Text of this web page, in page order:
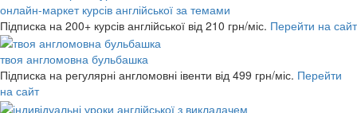
онлайн-маркет курсів англійської за темами
Підписка на 200+ курсів англійської від 210 грн/міс. Перейти на сайт
твоя англомовна бульбашка
Підписка на регулярні англомовні івенти від 499 грн/міс. Перейти
на сайт